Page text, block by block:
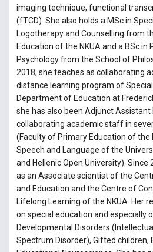
imaging technique, functional
(fTCD). She also holds a MSc in
Logotherapy and Counselling from
Education of the NKUA and a BSc in
Psychology from the School of
2018, she teaches as collaborating
distance learning program of
Department of Education at
she has also been Adjunct
collaborating academic staff in
(Faculty of Primary Education of the
Speech and Language of the
and Hellenic Open University). Since
as an Associate scientist of the
and Education and the Centre of
Lifelong Learning of the NKUA. Her
on special education and especially
Developmental Disorders
Spectrum Disorder), Gifted children,